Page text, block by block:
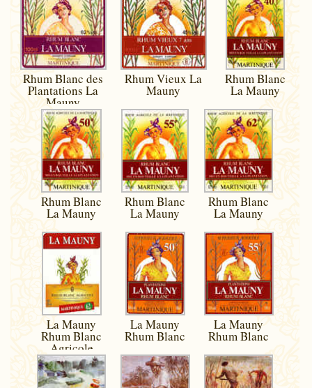
Rhum Blanc des
Plantations La
Mauny
Rhum Vieux La
Mauny
Rhum Blanc
La Mauny
Rhum Blanc
La Mauny
Rhum Blanc
La Mauny
Rhum Blanc
La Mauny
La Mauny
Rhum Blanc
Agricole
La Mauny
Rhum Blanc
La Mauny
Rhum Blanc